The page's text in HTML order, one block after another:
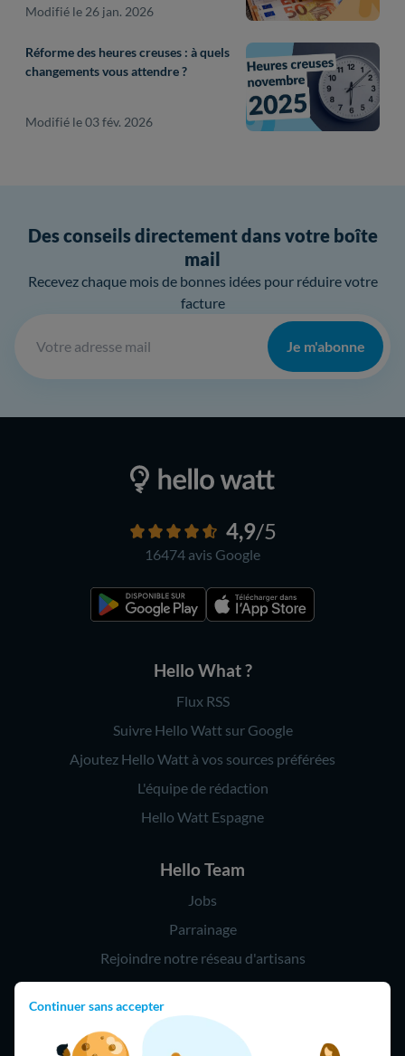
Continuer sans accepter
Modifié le 26 jan. 2026
Réforme des heures creuses : à quels
changements vous attendre ?
Modifié le 03 fév. 2026
Des conseils directement dans votre boîte
mail
Recevez chaque mois de bonnes idées pour réduire votre
facture
Je m'abonne
4,9/5
16474 avis Google
Hello What ?
Flux RSS
Suivre Hello Watt sur Google
Ajoutez Hello Watt à vos sources préférées
L'équipe de rédaction
Hello Watt Espagne
Hello Team
Jobs
Parrainage
Rejoindre notre réseau d'artisans
Hello !
09 75 18 60 60 (8h-21h)